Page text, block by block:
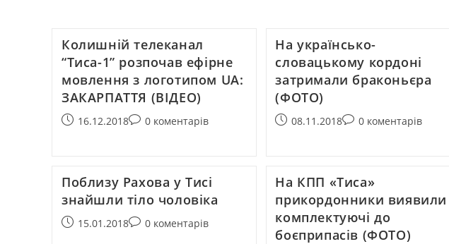
Колишній телеканал
“Тиса-1” розпочав ефірне
мовлення з логотипом UA:
ЗАКАРПАТТЯ (ВІДЕО)
16.12.2018 0 коментарів
На українсько-
словацькому кордоні
затримали браконьєра
(ФОТО)
08.11.2018 0 коментарів
Поблизу Рахова у Тисі
знайшли тіло чоловіка
15.01.2018 0 коментарів
На КПП «Тиса»
прикордонники виявили
комплектуючі до
боєприпасів (ФОТО)